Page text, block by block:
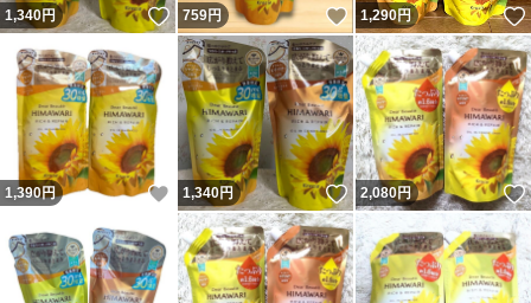
1,340円 いいね！
759円 いいね！
1,290円
1,390円 いいね！
1,340円 いいね！
2,080円